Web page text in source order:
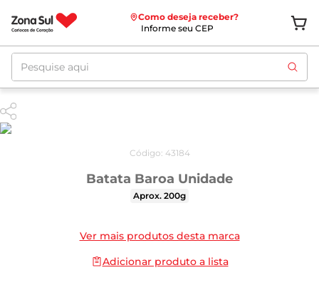
Como deseja receber?
Informe seu CEP
Pesquise aqui
Código: 43184
Batata Baroa Unidade
Aprox. 200g
Ver mais produtos desta marca
Adicionar produto a lista